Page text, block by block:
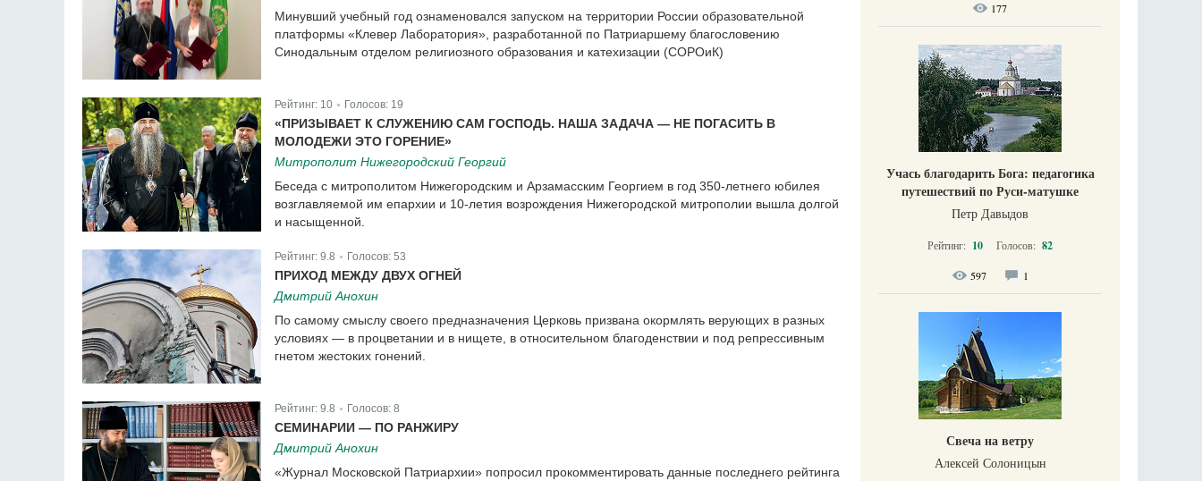
Минувший учебный год ознаменовался запуском на территории России образовательной
платформы «Клевер Лаборатория», разработанной по Патриаршему благословению
Синодальным отделом религиозного образования и катехизации (СОРОиК)
Рейтинг: 10 Голосов: 19
«ПРИЗЫВАЕТ К СЛУЖЕНИЮ САМ ГОСПОДЬ. НАША ЗАДАЧА — НЕ ПОГАСИТЬ В
МОЛОДЕЖИ ЭТО ГОРЕНИЕ»
Митрополит Нижегородский Георгий
Беседа с митрополитом Нижегородским и Арзамасским Георгием в год 350-летнего юбилея
возглавляемой им епархии и 10-летия возрождения Нижегородской митрополии вышла долгой
и насыщенной.
Рейтинг: 9.8 Голосов: 53
ПРИХОД МЕЖДУ ДВУХ ОГНЕЙ
Дмитрий Анохин
По самому смыслу своего предназначения Церковь призвана окормлять верующих в разных
условиях — в процветании и в нищете, в относительном благоденствии и под репрессивным
гнетом жестоких гонений.
Рейтинг: 9.8 Голосов: 8
СЕМИНАРИИ — ПО РАНЖИРУ
Дмитрий Анохин
«Журнал Московской Патриархии» попросил прокомментировать данные последнего рейтинга
177
Учась благодарить Бога: педагогика
путешествий по Руси-матушке
Петр Давыдов
Рейтинг: 10 Голосов: 82
597 1
Свеча на ветру
Алексей Солоницын